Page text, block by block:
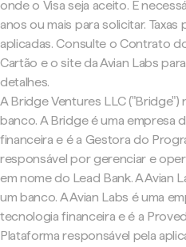
onde o Visa seja aceito. É
anos ou mais para solicitar. Taxas
aplicadas. Consulte o Contrato
Cartão e o site da Avian Labs
detalhes.
A Bridge Ventures LLC ("Bridge")
banco. A Bridge é uma empresa
financeira e é a Gestora do
responsável por gerenciar e
em nome do Lead Bank. A Avian
um banco. A Avian Labs é uma
tecnologia financeira e é a
Plataforma responsável pela